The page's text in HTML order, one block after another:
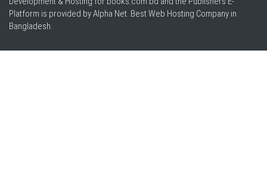
Platform is provided by Alpha Net. BestWeb Hosting Company in
Bangladesh.